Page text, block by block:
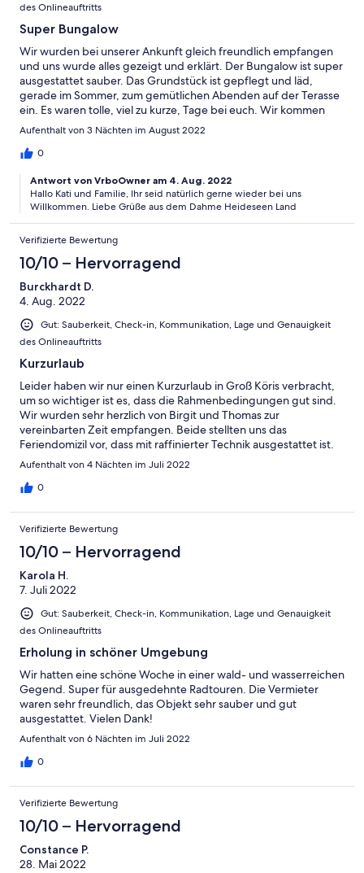
des Onlineauftritts
Super Bungalow
Wir wurden bei unserer Ankunft gleich freundlich empfangen
und uns wurde alles gezeigt und erklärt. Der Bungalow ist super
ausgestattet sauber. Das Grundstück ist gepflegt und läd,
gerade im Sommer, zum gemütlichen Abenden auf der Terasse
ein. Es waren tolle, viel zu kurze, Tage bei euch. Wir kommen
sehr gern wieder.
Aufenthalt von 3 Nächten im August 2022
0
Antwort von VrboOwner am 4. Aug. 2022
Hallo Kati und Familie, Ihr seid natürlich gerne wieder bei uns
Willkommen. Liebe Grüße aus dem Dahme Heideseen Land
Verifizierte Bewertung
10/10 – Hervorragend
Burckhardt D.
4. Aug. 2022
Gut: Sauberkeit, Check-in, Kommunikation, Lage und Genauigkeit
des Onlineauftritts
Kurzurlaub
Leider haben wir nur einen Kurzurlaub in Groß Köris verbracht,
um so wichtiger ist es, dass die Rahmenbedingungen gut sind.
Wir wurden sehr herzlich von Birgit und Thomas zur
vereinbarten Zeit empfangen. Beide stellten uns das
Feriendomizil vor, dass mit raffinierter Technik ausgestattet ist.
Sowohl das Entertainment, die Beleuchtung mit wählbaren LED
Objekt selbst lassen keine Wünsche offen. Es hat uns
Dank Euch Beiden und bis bald mal wieder Ute und Burckhardt
Aufenthalt von 4 Nächten im Juli 2022
0
Verifizierte Bewertung
10/10 – Hervorragend
Karola H.
7. Juli 2022
Gut: Sauberkeit, Check-in, Kommunikation, Lage und Genauigkeit
des Onlineauftritts
Erholung in schöner Umgebung
Wir hatten eine schöne Woche in einer wald- und wasserreichen
Gegend. Super für ausgedehnte Radtouren. Die Vermieter
waren sehr freundlich, das Objekt sehr sauber und gut
ausgestattet. Vielen Dank!
Aufenthalt von 6 Nächten im Juli 2022
0
Verifizierte Bewertung
10/10 – Hervorragend
Constance P.
28. Mai 2022